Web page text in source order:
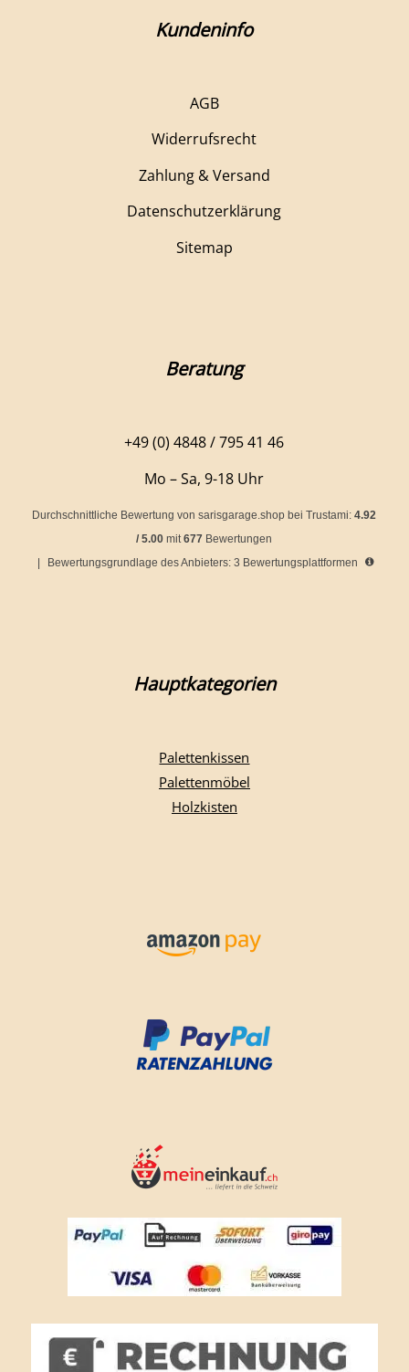
Kundeninfo
AGB
Widerrufsrecht
Zahlung & Versand
Datenschutzerklärung
Sitemap
Beratung
+49 (0) 4848 / 795 41 46
Mo – Sa, 9-18 Uhr
Durchschnittliche Bewertung von sarisgarage.shopbei Trustami:4.92
/5.00 mit677 Bewertungen
|
Bewertungsgrundlage des Anbieters: 3 Bewertungsplattformen
Hauptkategorien
Palettenkissen
Palettenmöbel
Holzkisten